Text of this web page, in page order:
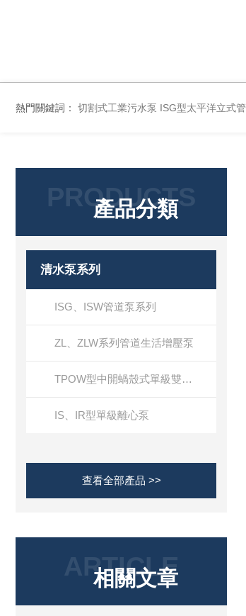
熱門關鍵詞： 切割式工業污水泵 ISG型太平洋立式
PRODUCTS
產品分類
清水泵系列
ISG、ISW管道泵系列
ZL、ZLW系列管道生活增壓泵
TPOW型中開蝸殼式單級雙吸離心泵
IS、IR型單級離心泵
查看全部產品 >>
ARTICLE
相關文章